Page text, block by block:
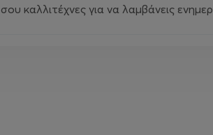
καλλιτέχνες για να λαμβάνεις